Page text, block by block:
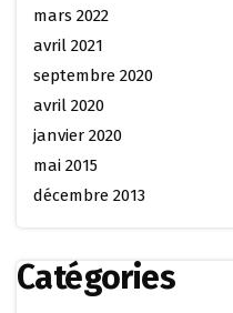
mars 2022
avril 2021
septembre 2020
avril 2020
janvier 2020
mai 2015
décembre 2013
Catégories